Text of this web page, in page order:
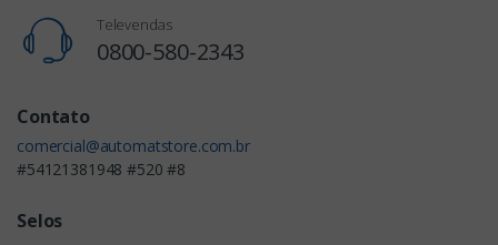
Televendas
0800-580-2343
Contato
comercial@automatstore.com.br
#54121381948 #520 #8
Selos